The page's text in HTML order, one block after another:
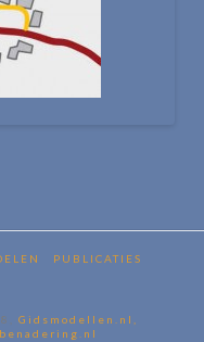
PUBLICATIES
Gidsmodellen.nl,